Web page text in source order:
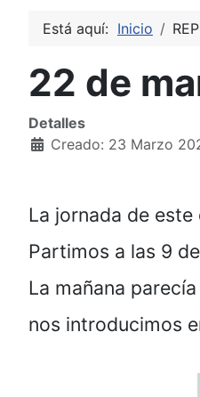
Está aquí: Inicio
22 de
Detalles
Creado: 23 Marzo
La jornada de
Partimos a las 9
La mañana
nos introducimos